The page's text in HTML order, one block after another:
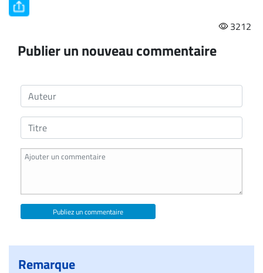
3212
Publier un nouveau commentaire
Publiez un commentaire
Remarque